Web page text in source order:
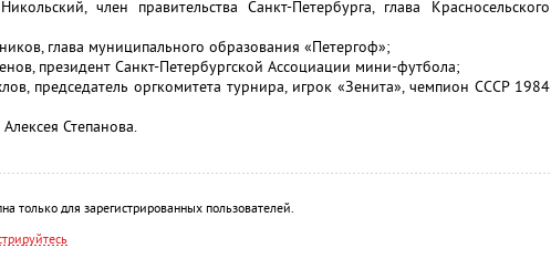
член правительства Санкт-Петербурга, глава Красносельского
глава муниципального образования «Петергоф»;
президент Санкт-Петербургской Ассоциации мини-футбола;
председатель оргкомитета турнира, игрок «Зенита», чемпион СССР 1984
Степанова.
только для зарегистрированных пользователей.